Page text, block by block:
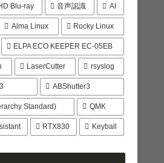
Blu-ray 音声認識 AI
Alma Linux Rocky Linux
ELPA ECO KEEPER EC-05EB
LaserCutter rsyslog
ABShutter3
Standard) QMK
RTX830 Keyball